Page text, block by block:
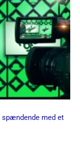
spændende med et